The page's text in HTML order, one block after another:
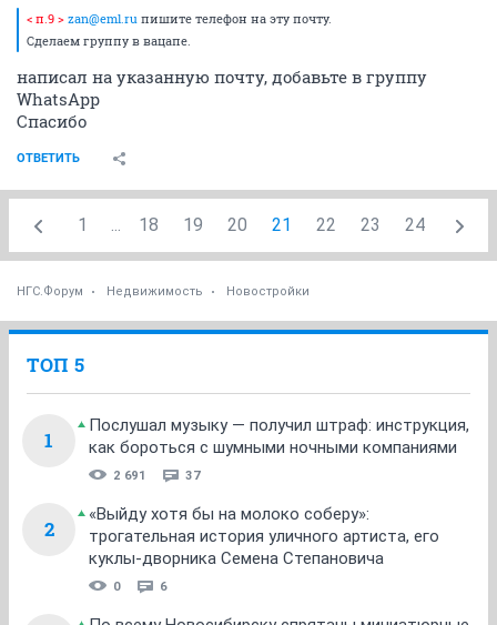
< п.9 > zan@eml.ru пишите телефон на эту почту.
Сделаем группу в вацапе.
написал на указанную почту, добавьте в группу
WhatsApp
Спасибо
ОТВЕТИТЬ
1 ... 18 19 20 21 22 23 24
НГС.Форум Недвижимость Новостройки
ТОП 5
1
Послушал музыку — получил штраф: инструкция,
как бороться с шумными ночными компаниями
2 691 37
2
«Выйду хотя бы на молоко соберу»:
трогательная история уличного артиста, его
куклы-дворника Семена Степановича
0 6